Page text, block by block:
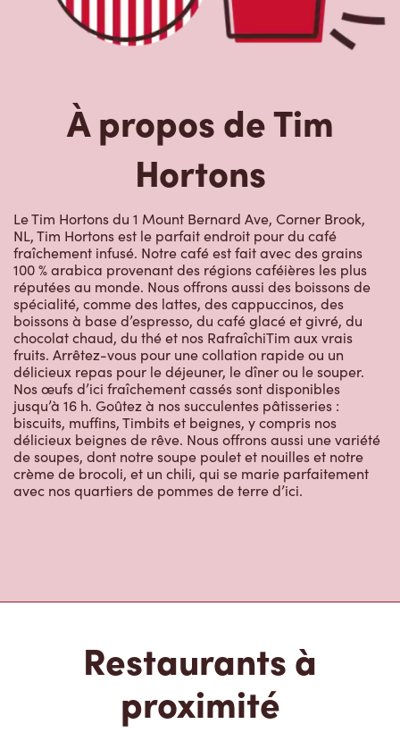
À propos de Tim
Hortons
Le Tim Hortons du 1 Mount Bernard Ave, Corner Brook,
NL, Tim Hortons est le parfait endroit pour du café
fraîchement infusé. Notre café est fait avec des grains
100 % arabica provenant des régions caféières les plus
réputées au monde. Nous offrons aussi des boissons de
spécialité, comme des lattes, des cappuccinos, des
boissons à base d’espresso, du café glacé et givré, du
chocolat chaud, du thé et nos RafraîchiTim aux vrais
fruits. Arrêtez-vous pour une collation rapide ou un
délicieux repas pour le déjeuner, le dîner ou le souper.
Nos œufs d’ici fraîchement cassés sont disponibles
jusqu’à 16 h. Goûtez à nos succulentes pâtisseries :
biscuits, muffins, Timbits et beignes, y compris nos
délicieux beignes de rêve. Nous offrons aussi une variété
de soupes, dont notre soupe poulet et nouilles et notre
crème de brocoli, et un chili, qui se marie parfaitement
avec nos quartiers de pommes de terre d’ici.
Restaurants à
proximité